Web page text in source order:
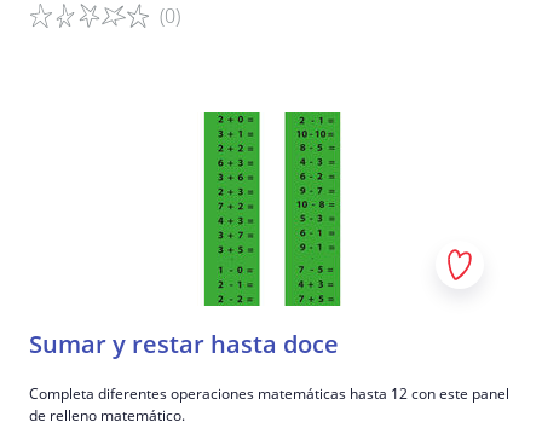
(0)
Sumar y restar hasta doce
Completa diferentes operaciones matemáticas hasta 12 con este panel
de relleno matemático.